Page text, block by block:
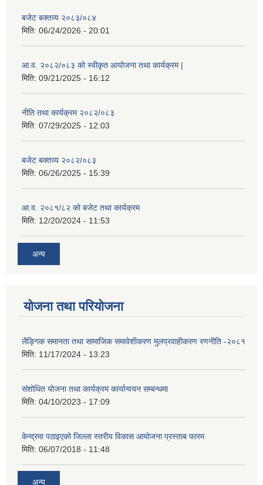
बजेट बक्तव्य २०८३/०८४
मिति: 06/24/2026 - 20:01
आ.व. २०८२/०८३ को स्वीकृत आयोजना तथा कार्यक्रम |
मिति: 09/21/2025 - 16:12
नीति तथा कार्यक्रम २०८२/०८३
मिति: 07/29/2025 - 12:03
बजेट बक्तव्य २०८२/०८३
मिति: 06/26/2025 - 15:39
आ.व. २०८१/८२ को बजेट तथा कार्यक्रम
मिति: 12/20/2024 - 11:53
अन्य
योजना तथा परियोजना
लैङ्गिक समानता तथा सामाजिक समावेशीकरण मुलप्रवाहीकरण रणनीति -२०८१
मिति: 11/17/2024 - 13:23
संशोधित योजना तथा कार्यक्रम कार्यान्वयन सम्बन्धमा
मिति: 04/10/2023 - 17:09
केन्द्रमा पठाइएको जिल्ला स्तरीय विकास आयोजना प्रस्ताब फारम
मिति: 06/07/2018 - 11:48
अन्य